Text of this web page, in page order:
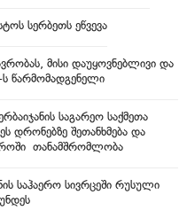
სერბეთს ეწვევა
მისი დაუყოვნებლივი და
წარმომადგენელი
საგარეო საქმეთა
დრონებზე შეთანხმება და
თანამშრომლობა
საჰაერო სივრცეში რუსული